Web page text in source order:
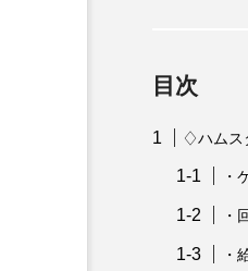
目次
♢ハムス
・
・
・